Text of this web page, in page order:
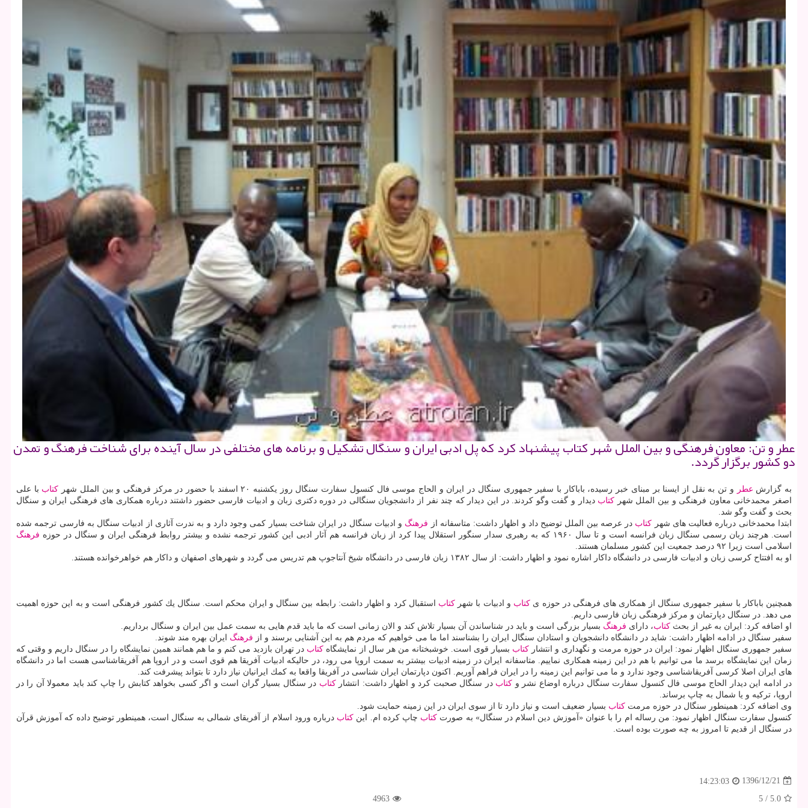
عطر و تن: معاون فرهنگی و بین الملل شهر كتاب پیشنهاد كرد كه پل ادبی ایران و سنگال تشكیل و برنامه های مختلفی در سال آینده برای شناخت فرهنگ و تمدن
دو كشور برگزار گردد.
به گزارش عطر و تن به نقل از ایسنا بر مبنای خبر رسیده، باباكار با سفیر جمهوری سنگال در ایران و الحاج موسی فال كنسول سفارت سنگال روز یكشنبه ۲۰ اسفند با حضور در مركز فرهنگی و بین الملل شهر كتاب با علی
اصغر محمدخانی معاون فرهنگی و بین الملل شهر كتاب دیدار و گفت وگو كردند. در این دیدار كه چند نفر از دانشجویان سنگالی در دوره دكتری زبان و ادبیات فارسی حضور داشتند درباره همكاری های فرهنگی ایران و سنگال
بحث و گفت وگو شد.
ابتدا محمدخانی درباره فعالیت های شهر كتاب در عرصه بین الملل توضیح داد و اظهار داشت: متاسفانه از فرهنگ و ادبیات سنگال در ایران شناخت بسیار كمی وجود دارد و به ندرت آثاری از ادبیات سنگال به فارسی ترجمه شده
است. هرچند زبان رسمی سنگال زبان فرانسه است و تا سال ۱۹۶۰ كه به رهبری سدار سنگور استقلال پیدا كرد از زبان فرانسه هم آثار ادبی این كشور ترجمه نشده و بیشتر روابط فرهنگی ایران و سنگال در حوزه
فرهنگ
اسلامی است زیرا ۹۲ درصد جمعیت این كشور مسلمان هستند.
او به افتتاح كرسی زبان و ادبیات فارسی در دانشگاه داكار اشاره نمود و اظهار داشت: از سال ۱۳۸۲ زبان فارسی در دانشگاه شیخ آنتاجوپ هم تدریس می گردد و شهرهای اصفهان و داكار هم خواهرخوانده هستند.
همچنین باباكار با سفیر جمهوری سنگال از همكاری های فرهنگی در حوزه ی كتاب و ادبیات با شهركتاب استقبال كرد و اظهار داشت: رابطه بین سنگال و ایران محكم است. سنگال یك كشور فرهنگی است و به این حوزه اهمیت
می دهد. در سنگال دپارتمان و مركز فرهنگی زبان فارسی داریم.
او اضافه كرد: ایران به غیر از بحث كتاب، دارای فرهنگ بسیار بزرگی است و باید در شناساندن آن بسیار تلاش كند و الان زمانی است كه ما باید قدم هایی به سمت عمل بین ایران و سنگال برداریم.
سفیر سنگال در ادامه اظهار داشت: شاید در دانشگاه دانشجویان و استادان سنگال ایران را بشناسند اما ما می خواهیم كه مردم هم به این آشنایی برسند و از فرهنگ ایران بهره مند شوند.
سفیر جمهوری سنگال اظهار نمود: ایران در حوزه مرمت و نگهداری و انتشاركتاب بسیار قوی است. خوشبختانه من هر سال از نمایشگاه كتاب در تهران بازدید می كنم و ما هم همانند همین نمایشگاه را در سنگال داریم و وقتی كه
زمان این نمایشگاه برسد ما می توانیم با هم در این زمینه همكاری نماییم. متاسفانه ایران در زمینه ادبیات بیشتر به سمت اروپا می رود، در حالیكه ادبیات آفریقا هم قوی است و در اروپا هم آفریقاشناسی هست اما در دانشگاه
های ایران اصلا كرسی آفریقاشناسی وجود ندارد و ما می توانیم این زمینه را در ایران فراهم آوریم. اكنون دپارتمان ایران شناسی در آفریقا واقعا به كمك ایرانیان نیاز دارد تا بتواند پیشرفت كند.
در ادامه این دیدار الحاج موسی فال كنسول سفارت سنگال درباره اوضاع نشر و كتاب در سنگال صحبت كرد و اظهار داشت: انتشاركتاب در سنگال بسیار گران است و اگر كسی بخواهد كتابش را چاپ كند باید معمولا آن را در
اروپا، تركیه و یا شمال به چاپ برساند.
وی اضافه كرد: همینطور سنگال در حوزه مرمت كتاب بسیار ضعیف است و نیاز دارد تا از سوی ایران در این زمینه حمایت شود.
كنسول سفارت سنگال اظهار نمود: من رساله ام را با عنوان «آموزش دین اسلام در سنگال» به صورت كتاب چاپ كرده ام. این كتاب درباره ورود اسلام از آفریقای شمالی به سنگال است، همینطور توضیح داده كه آموزش قرآن
در سنگال از قدیم تا امروز به چه صورت بوده است.
1396/12/21
14:23:03
5.0
/
5
4963